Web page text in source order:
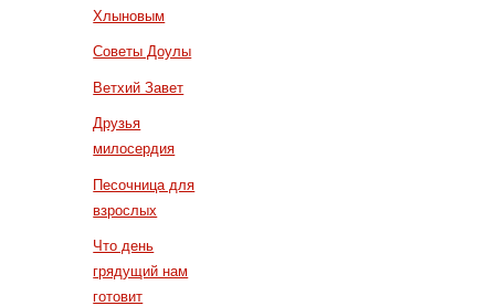
Хлыновым
Советы Доулы
Ветхий Завет
Друзья
милосердия
Песочница для
взрослых
Что день
грядущий нам
готовит